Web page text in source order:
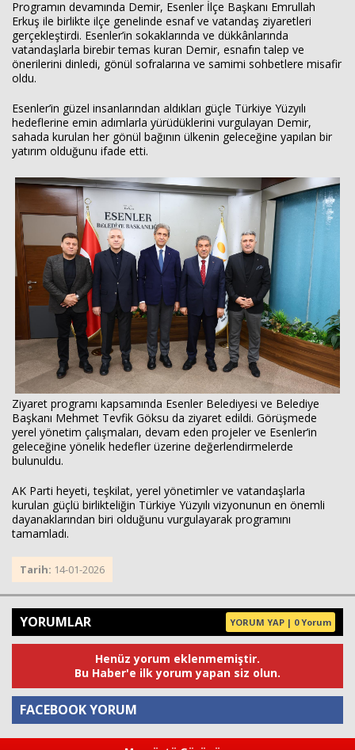
Programın devamında Demir, Esenler İlçe Başkanı Emrullah
Erkuş ile birlikte ilçe genelinde esnaf ve vatandaş ziyaretleri
gerçekleştirdi. Esenler’in sokaklarında ve dükkânlarında
vatandaşlarla birebir temas kuran Demir, esnafın talep ve
önerilerini dinledi, gönül sofralarına ve samimi sohbetlere misafir
oldu.
Esenler’in güzel insanlarından aldıkları güçle Türkiye Yüzyılı
hedeflerine emin adımlarla yürüdüklerini vurgulayan Demir,
sahada kurulan her gönül bağının ülkenin geleceğine yapılan bir
yatırım olduğunu ifade etti.
Ziyaret programı kapsamında Esenler Belediyesi ve Belediye
Başkanı Mehmet Tevfik Göksu da ziyaret edildi. Görüşmede
yerel yönetim çalışmaları, devam eden projeler ve Esenler’in
geleceğine yönelik hedefler üzerine değerlendirmelerde
bulunuldu.
AK Parti heyeti, teşkilat, yerel yönetimler ve vatandaşlarla
kurulan güçlü birlikteliğin Türkiye Yüzyılı vizyonunun en önemli
dayanaklarından biri olduğunu vurgulayarak programını
tamamladı.
Tarih: 14-01-2026
YORUMLAR YORUM YAP | 0 Yorum
Henüz yorum eklenmemiştir.
Bu Haber'e ilk yorum yapan siz olun.
FACEBOOK YORUM